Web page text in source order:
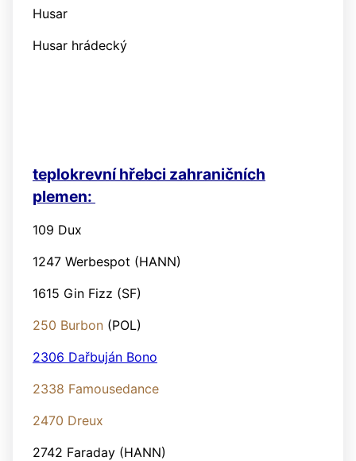
Husar
Husar hrádecký
teplokrevní hřebci zahraničních
plemen:
109 Dux
1247 Werbespot (HANN)
1615 Gin Fizz (SF)
250 Burbon (POL)
2306 Dařbuján Bono
2338 Famousedance
2470 Dreux
2742 Faraday (HANN)